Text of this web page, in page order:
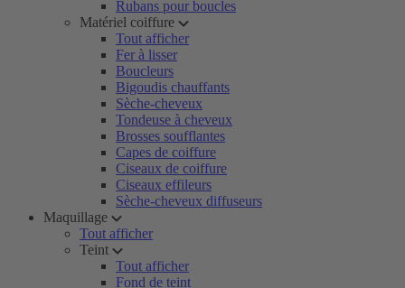
Rubans pour boucles
Matériel coiffure
Tout afficher
Fer à lisser
Boucleurs
Bigoudis chauffants
Sèche-cheveux
Tondeuse à cheveux
Brosses soufflantes
Capes de coiffure
Ciseaux de coiffure
Ciseaux effileurs
Sèche-cheveux diffuseurs
Maquillage
Tout afficher
Teint
Tout afficher
Fond de teint